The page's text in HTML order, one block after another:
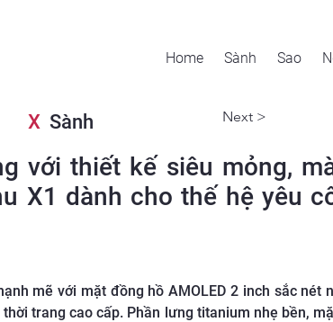
Home Sành Sao
XSành Next >
với thiết kế siêu mỏng,
X1 dành cho thế hệ yêu
mẽ với mặt đồng hồ AMOLED 2 inch sắc
trang cao cấp. Phần lưng titanium nhẹ bền,